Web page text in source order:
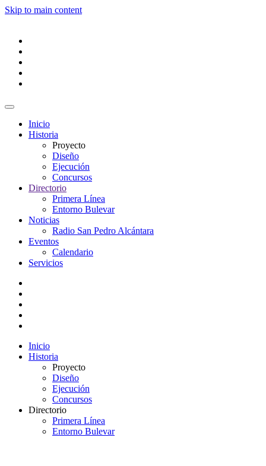
Skip to main content
Inicio
Historia
Proyecto
Diseño
Ejecución
Concursos
Directorio
Primera Línea
Entorno Bulevar
Noticias
Radio San Pedro Alcántara
Eventos
Calendario
Servicios
Inicio
Historia
Proyecto
Diseño
Ejecución
Concursos
Directorio
Primera Línea
Entorno Bulevar